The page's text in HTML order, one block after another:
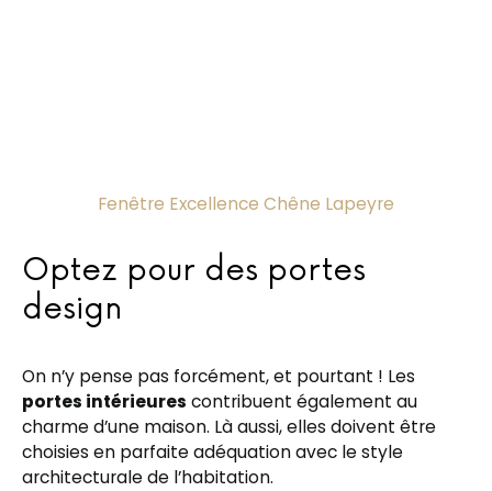
Fenêtre Excellence Chêne Lapeyre
Optez pour des portes
design
On n’y pense pas forcément, et pourtant ! Les
portes intérieures contribuent également au
charme d’une maison. Là aussi, elles doivent être
choisies en parfaite adéquation avec le style
architecturale de l’habitation.